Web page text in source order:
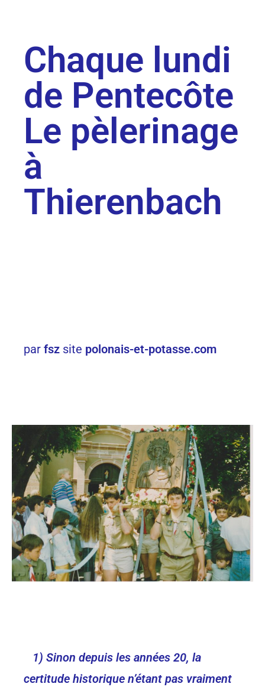
Chaque lundi
de Pentecôte
Le pèlerinage
à
Thierenbach
par fsz site polonais-et-potasse.com
1) Sinon depuis les années 20, la
certitude historique n’étant pas vraiment